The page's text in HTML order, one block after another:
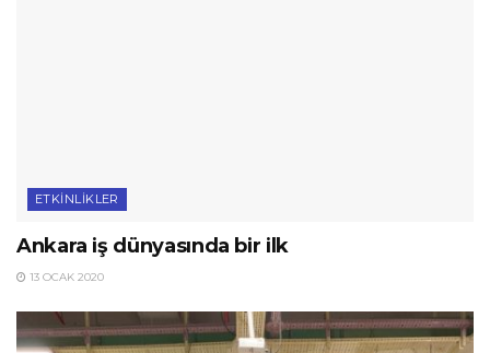
ETKINLIKLER
Ankara iş dünyasında bir ilk
13 OCAK 2020